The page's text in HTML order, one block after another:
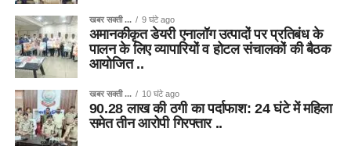
खबर सक्ती ... 9 घंटे ago
अमानकीकृत डेयरी एनालॉग उत्पादों पर प्रतिबंध के
पालन के लिए व्यापारियों व होटल संचालकों की बैठक
आयोजित ..
खबर सक्ती ... 10 घंटे ago
90.28 लाख की ठगी का पर्दाफाश: 24 घंटे में महिला
समेत तीन आरोपी गिरफ्तार ..